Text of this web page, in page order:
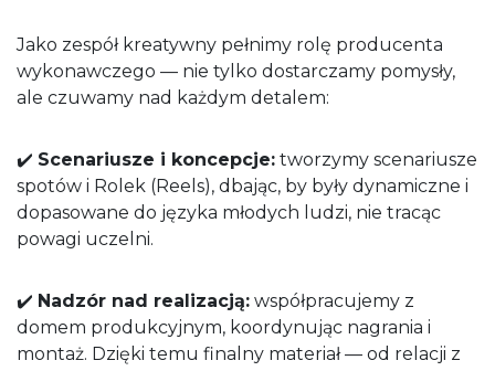
Jako zespół kreatywny pełnimy rolę producenta
wykonawczego — nie tylko dostarczamy pomysły,
ale czuwamy nad każdym detalem:
✔️ Scenariusze i koncepcje: tworzymy scenariusze
spotów i Rolek (Reels), dbając, by były dynamiczne i
dopasowane do języka młodych ludzi, nie tracąc
powagi uczelni.
✔️ Nadzór nad realizacją: współpracujemy z
domem produkcyjnym, koordynując nagrania i
montaż. Dzięki temu finalny materiał — od relacji z